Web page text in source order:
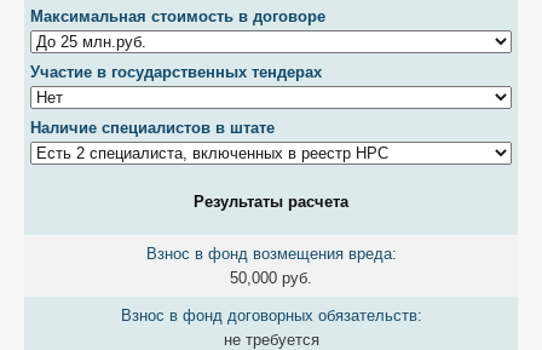
Максимальная стоимость в договоре
Участие в государственных тендерах
Наличие специалистов в штате
Результаты расчета
Взнос в фонд возмещения вреда:
50,000 руб.
Взнос в фонд договорных обязательств:
не требуется